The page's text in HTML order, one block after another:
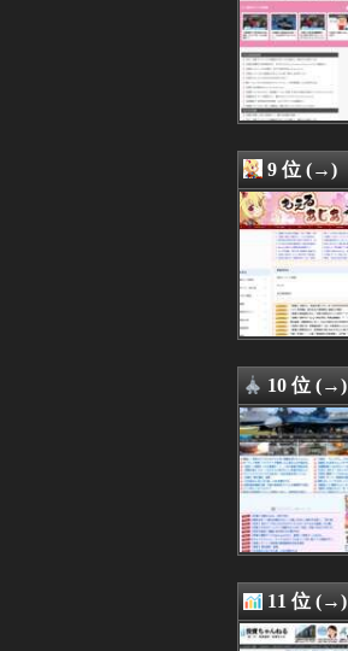
08/06 17:00
08/06 17:00
08/06 17:00
08/06 17:00
08/06 17:00
08/06 17:00
08/06 17:00
08/06 16:55
08/06 16:52
08/06 16:45
08/06 16:45
08/06 16:43
08/06 16:42
08/06 16:40
08/06 16:38
08/06 16:30
08/06 16:21
08/06 16:12
08/06 16:11
08/06 16:10
08/06 16:09
08/06 16:04
08/06 16:03
08/06 16:03
08/06 16:00
08/06 16:00
08/06 16:00
9 位 (→)
10 位 (→)
11 位 (→)